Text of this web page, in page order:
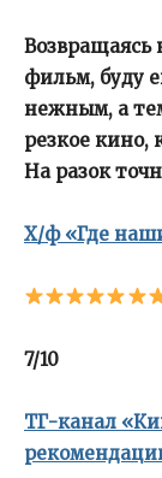
Возвращаясь
фильм, буду
нежным, а
резкое кино,
На разок
Х/ф «Где
7/10
ТГ-канал